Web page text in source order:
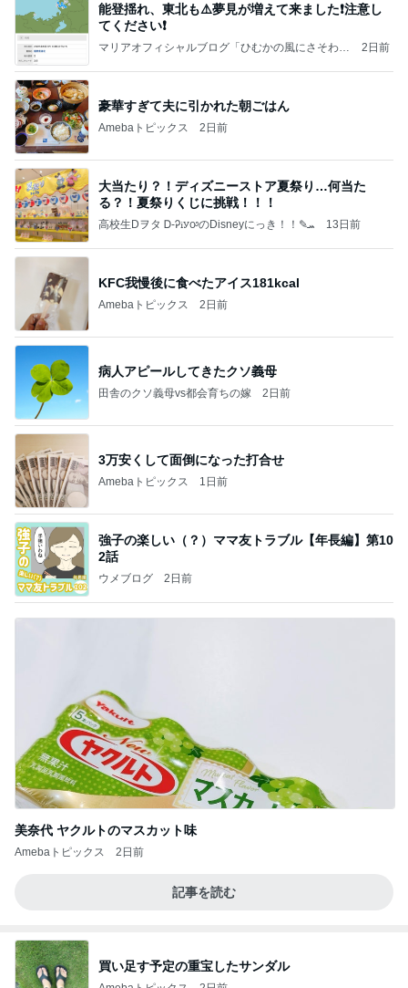
能登揺れ、東北も⚠️夢見が増えて来ました❗️注意し
てください❗️
マリアオフィシャルブログ「ひむかの風にさそわれ
2日前
豪華すぎて夫に引かれた朝ごはん
Amebaトピックス 2日前
大当たり？！ディズニーストア夏祭り…何当た
る？！夏祭りくじに挑戦！！！
高校生Dヲタ Ꭰ-ᎮꭵꭹꭴのDisneyにっき！！✎ܚ 13日前
KFC我慢後に食べたアイス181kcal
Amebaトピックス 2日前
病人アピールしてきたクソ義母
田舎のクソ義母vs都会育ちの嫁 2日前
3万安くして面倒になった打合せ
Amebaトピックス 1日前
強子の楽しい（？）ママ友トラブル【年長編】第10
2話
ウメブログ 2日前
美奈代 ヤクルトのマスカット味
Amebaトピックス 2日前
記事を読む
買い足す予定の重宝したサンダル